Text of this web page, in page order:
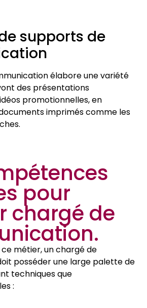
supports de
élabore une variété
des présentations
promotionnelles, en
imprimés comme les
pour
chargé de
ce métier, un chargé de
posséder une large palette de
techniques que
: